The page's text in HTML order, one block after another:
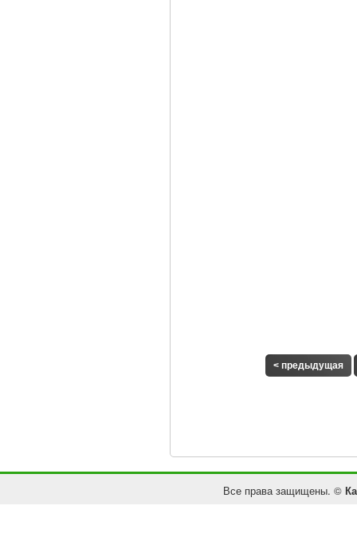
< предыдущая
Все права защищены. ©